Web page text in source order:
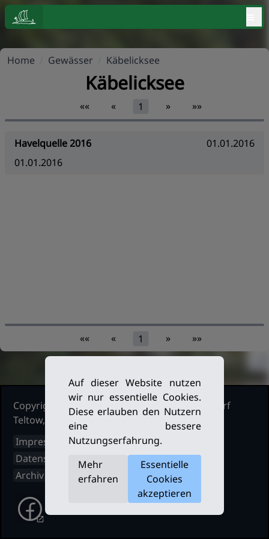
Home Gewässer Käbelicksee
Käbelicksee
«« « 1 » »»
Havelquelle 2016
01.01.2016
01.01.2016
«« « 1 » »»
Copyright Ruderclub Kleinmachnow Stahnsdorf
Teltow, 2026. Alle Rechte vorbehalten.
Impressum
Datenschutz
Archiv
Auf dieser Website nutzen
wir nur essentielle Cookies.
Diese erlauben den Nutzern
eine bessere
Nutzungserfahrung.
Mehr
erfahren
Essentielle
Cookies
akzeptieren